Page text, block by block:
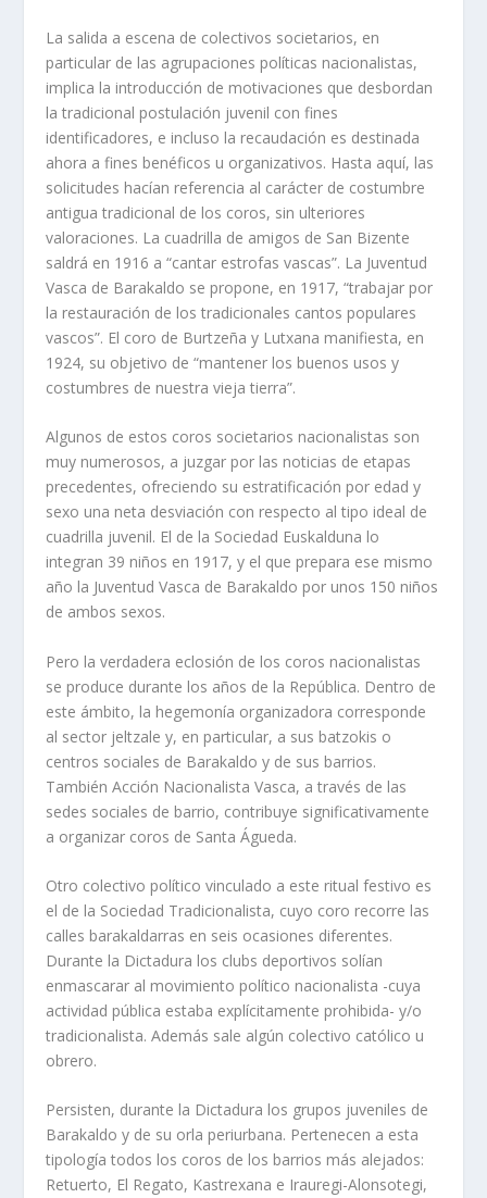
La salida a escena de colectivos societarios, en
particular de las agrupaciones políticas nacionalistas,
implica la introducción de motivaciones que desbordan
la tradicional postulación juvenil con fines
identificadores, e incluso la recaudación es destinada
ahora a fines benéficos u organizativos. Hasta aquí, las
solicitudes hacían referencia al carácter de costumbre
antigua tradicional de los coros, sin ulteriores
valoraciones. La cuadrilla de amigos de San Bizente
saldrá en 1916 a “cantar estrofas vascas”. La Juventud
Vasca de Barakaldo se propone, en 1917, “trabajar por
la restauración de los tradicionales cantos populares
vascos”. El coro de Burtzeña y Lutxana manifiesta, en
1924, su objetivo de “mantener los buenos usos y
costumbres de nuestra vieja tierra”.
Algunos de estos coros societarios nacionalistas son
muy numerosos, a juzgar por las noticias de etapas
precedentes, ofreciendo su estratificación por edad y
sexo una neta desviación con respecto al tipo ideal de
cuadrilla juvenil. El de la Sociedad Euskalduna lo
integran 39 niños en 1917, y el que prepara ese mismo
año la Juventud Vasca de Barakaldo por unos 150 niños
de ambos sexos.
Pero la verdadera eclosión de los coros nacionalistas
se produce durante los años de la República. Dentro de
este ámbito, la hegemonía organizadora corresponde
al sector jeltzale y, en particular, a sus batzokis o
centros sociales de Barakaldo y de sus barrios.
También Acción Nacionalista Vasca, a través de las
sedes sociales de barrio, contribuye significativamente
a organizar coros de Santa Águeda.
Otro colectivo político vinculado a este ritual festivo es
el de la Sociedad Tradicionalista, cuyo coro recorre las
calles barakaldarras en seis ocasiones diferentes.
Durante la Dictadura los clubs deportivos solían
enmascarar al movimiento político nacionalista -cuya
actividad pública estaba explícitamente prohibida- y/o
tradicionalista. Además sale algún colectivo católico u
obrero.
Persisten, durante la Dictadura los grupos juveniles de
Barakaldo y de su orla periurbana. Pertenecen a esta
tipología todos los coros de los barrios más alejados:
Retuerto, El Regato, Kastrexana e Irauregi-Alonsotegi,